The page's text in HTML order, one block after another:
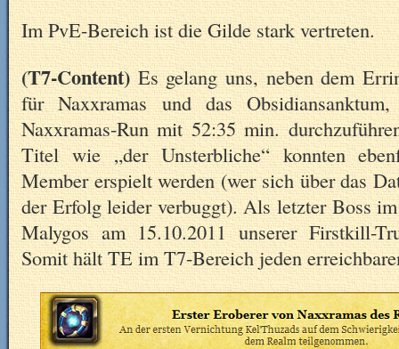
Im PvE-Bereich ist die Gilde stark vertreten.
(T7-Content)Es gelang uns, neben dem
für Naxxramas und das
Naxxramas-Run mit 52:35 min.
Titel wie „der Unsterbliche“ konnten
Member erspielt werden (wer sich über das
der Erfolg leider verbuggt). Als letzter Boss
Malygos am 15.10.2011 unserer Firstkill-
Somit hält TE im T7-Bereich jeden